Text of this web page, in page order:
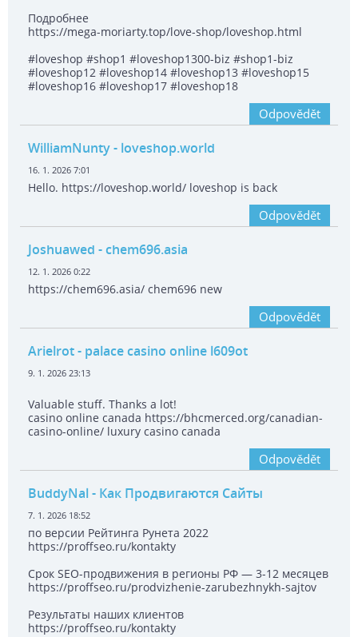
Подробнее
https://mega-moriarty.top/love-shop/loveshop.html
#loveshop #shop1 #loveshop1300-biz #shop1-biz
#loveshop12 #loveshop14 #loveshop13 #loveshop15
#loveshop16 #loveshop17 #loveshop18
Odpovědět
WilliamNunty- loveshop.world
16. 1. 2026 7:01
Hello. https://loveshop.world/ loveshop is back
Odpovědět
Joshuawed - chem696.asia
12. 1. 2026 0:22
https://chem696.asia/ chem696 new
Odpovědět
Arielrot- palace casino online l609ot
9. 1. 2026 23:13
Valuable stuff. Thanks a lot!
casino online canada https://bhcmerced.org/canadian-
casino-online/ luxury casino canada
Odpovědět
BuddyNal- Как Продвигаются Сайты
7. 1. 2026 18:52
по версии Рейтинга Рунета 2022
https://proffseo.ru/kontakty
Срок SEO-продвижения в регионы РФ — 3-12 месяцев
https://proffseo.ru/prodvizhenie-zarubezhnykh-sajtov
Результаты наших клиентов
https://proffseo.ru/kontakty